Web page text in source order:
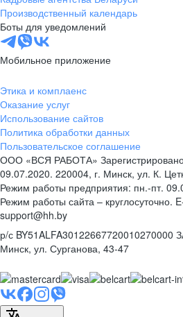
Производственный календарь
Боты для уведомлений
Мобильное приложение
Этика и комплаенс
Оказание услуг
Использование сайтов
Политика обработки данных
Пользовательское соглашение
ООО «ВСЯ РАБОТА»
09.07.2020. 220004, г. Минск, ул. К.
Режим работы предприятия: пн.-пт.
Режим работы сайта –
support@hh.by
р/с BY51ALFA30122667720010270000
Минск, ул. Сурганова, 43‑47